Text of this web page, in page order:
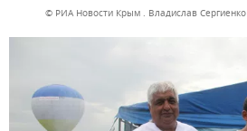
© РИА Новости Крым . Владислав Сергиенко